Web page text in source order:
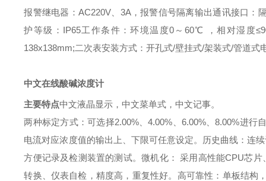
报警继电器： AC220V、 3A，报警信号隔离输出通讯接口：
护等级： IP65工作条件：环境温度0 ～ 60℃ ，相对湿度
138x138mm;二次表安装方式：开孔式/壁挂式/架装式/管道式
中文在线酸碱浓度计
主要特点中文液晶显示，中文菜单式，中文记事。
两种标定方式：可选择2.00%、4.00% 6.00%、8.00%进行
电流对应浓度值的输出上、下限可任意设定。
历史曲线：连
方便记录及检测装置的测试。微机化： 采用高性能CPU芯片
转换、仪表自检，精度高，重复性好。 高可靠性：单板结构